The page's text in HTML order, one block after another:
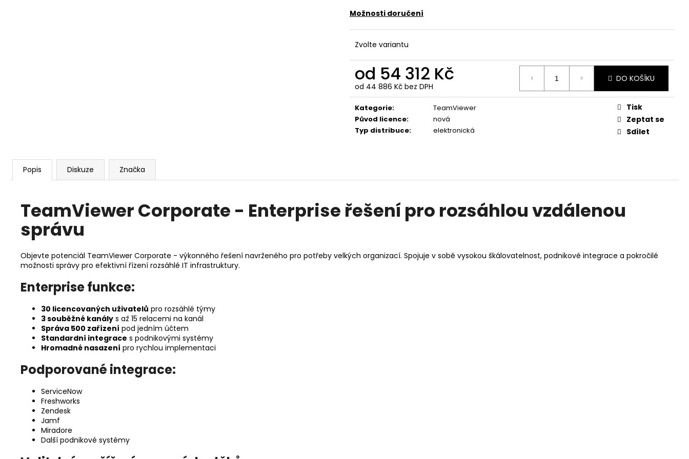
Možnosti doručení
Zvolte variantu
od 54 312 Kč
od 44 886 Kč bez DPH
Měrná
cena:
DO KOŠÍKU
Kategorie:
TeamViewer
Původ licence:
nová
Typ distribuce: elektronická
Tisk
Zeptat se
Sdílet
Popis Diskuze Značka
TeamViewer Corporate - Enterprise řešení pro rozsáhlou vzdálenou
správu
Objevte potenciál TeamViewer Corporate - výkonného řešení navrženého pro potřeby velkých organizací. Spojuje v sobě vysokou škálovatelnost, podnikové integrace a pokročilé
možnosti správy pro efektivní řízení rozsáhlé IT infrastruktury.
Enterprise funkce:
30 licencovaných uživatelů pro rozsáhlé týmy
3 souběžné kanály s až 15 relacemi na kanál
Správa 500 zařízení pod jedním účtem
Standardní integrace s podnikovými systémy
Hromadné nasazení pro rychlou implementaci
Podporované integrace:
ServiceNow
Freshworks
Zendesk
Jamf
Miradore
Další podnikové systémy
ZAŘÍZENÍ / 1 UŽIVATEL